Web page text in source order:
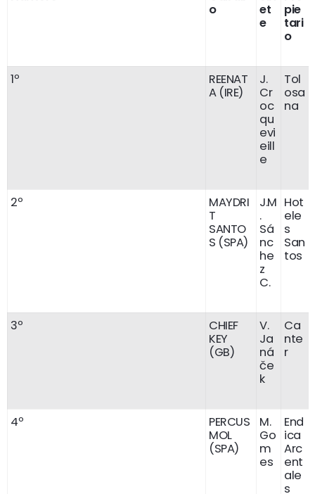
o
et
e
pie
tari
o
1º
REENAT
A (IRE)
J.
Cr
oc
qu
evi
eill
e
Tol
osa
na
2º
MAYDRI
T
SANTO
S (SPA)
J.M
.
Sá
nc
he
z
C.
Hot
ele
s
San
tos
3º
CHIEF
KEY
(GB)
V.
Ja
ná
če
k
Ca
nte
r
4º
PERCUS
MOL
(SPA)
M.
Go
m
es
End
ica
Arc
ent
ale
s